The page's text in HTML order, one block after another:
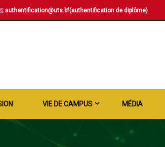
authentification@uts.bf(authentification de diplôme)
VIE DE CAMPUS MÉDIA